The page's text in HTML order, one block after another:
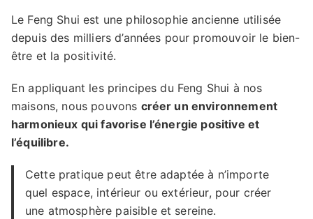
Le Feng Shui est une philosophie ancienne utilisée
depuis des milliers d’années pour promouvoir le bien-
être et la positivité.
En appliquant les principes du Feng Shui à nos
maisons, nous pouvons créer un environnement
harmonieux qui favorise l’énergie positive et
l’équilibre.
Cette pratique peut être adaptée à n’importe
quel espace, intérieur ou extérieur, pour créer
une atmosphère paisible et sereine.